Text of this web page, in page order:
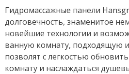
Гидромассажные панели
долговечность, знаменитое
новейшие технологии и
ванную комнату, подходящую
позволят с легкостью
комнату и наслаждаться